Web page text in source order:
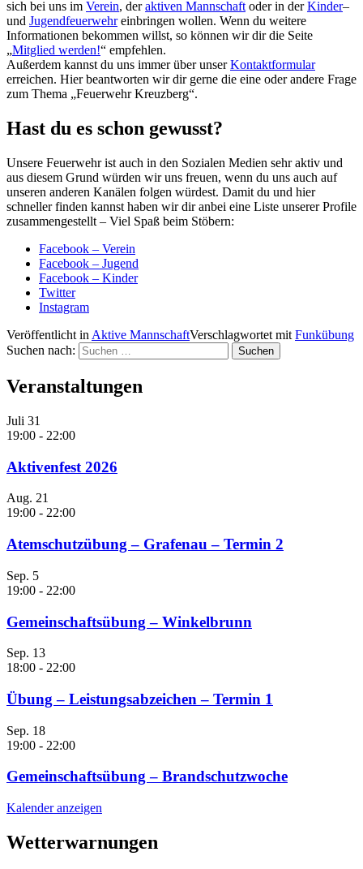
sich bei uns im Verein, deraktiven Mannschaft oder in derKinder–
und Jugendfeuerwehreinbringen wollen. Wenn du weitere
Informationen bekommen willst, so können wir dir die Seite
„Mitglied werden!“ empfehlen.
Außerdem kannst du uns immer über unserKontaktformular
erreichen. Hier beantworten wir dir gerne die eine oder andere Frage
zum Thema „Feuerwehr Kreuzberg“.
Hast du es schon gewusst?
Unsere Feuerwehr ist auch in den Sozialen Medien sehr aktiv und
aus diesem Grund würden wir uns freuen, wenn du uns auch auf
unseren anderen Kanälen folgen würdest. Damit du und hier
schneller finden kannst haben wir dir anbei eine Liste unserer Profile
zusammengestellt – Viel Spaß beim Stöbern:
Facebook – Verein
Facebook – Jugend
Facebook – Kinder
Twitter
Instagram
Veröffentlicht in Aktive MannschaftVerschlagwortet mit Funkübung
Suchen nach:
Veranstaltungen
Juli 31
19:00 - 22:00
Aktivenfest 2026
Aug. 21
19:00 - 22:00
Atemschutzübung – Grafenau – Termin 2
Sep. 5
19:00 - 22:00
Gemeinschaftsübung – Winkelbrunn
Sep. 13
18:00 - 22:00
Übung – Leistungsabzeichen – Termin 1
Sep. 18
19:00 - 22:00
Gemeinschaftsübung – Brandschutzwoche
Kalender anzeigen
Wetterwarnungen